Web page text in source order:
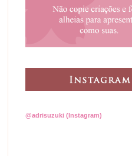
@adrisuzuki (Instagram)